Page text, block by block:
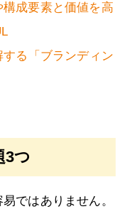
成要素と価値を高
る「ブランディン
3つ
ではありません。